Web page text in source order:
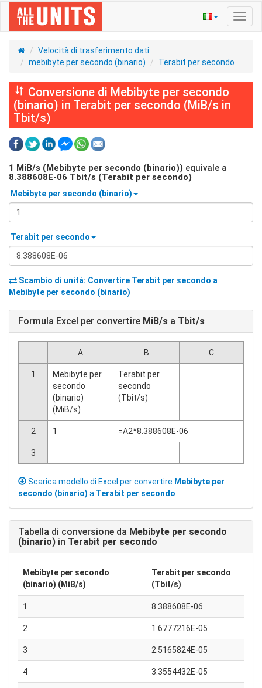
Velocità di trasferimento dati
mebibyte per secondo (binario)
Terabit per secondo
Conversione di Mebibyte per secondo
(binario) in Terabit per secondo (MiB/s in
Tbit/s)
1 MiB/s (Mebibyte per secondo (binario)) equivale a
8.388608E-06 Tbit/s (Terabit per secondo)
Mebibyte per secondo (binario)
Terabit per secondo
Scambio di unità: Convertire Terabit per secondo a
Mebibyte per secondo (binario)
Formula Excel per convertire MiB/s a Tbit/s
A B C
1
Mebibyte per
secondo
(binario)
(MiB/s)
Terabit per
secondo
(Tbit/s)
2 1 =A2*8.388608E-06
3
Scarica modello di Excel per convertire Mebibyte per
secondo (binario) a Terabit per secondo
Tabella di conversione da Mebibyte per secondo
(binario) in Terabit per secondo
Mebibyte per secondo
(binario) (MiB/s)
Terabit per secondo
(Tbit/s)
1 8.388608E-06
2 1.6777216E-05
3 2.5165824E-05
4 3.3554432E-05